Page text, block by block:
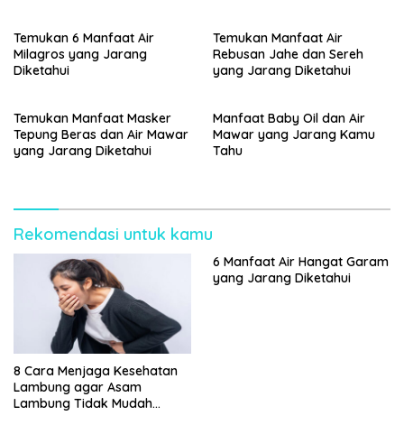
Temukan 6 Manfaat Air
Milagros yang Jarang
Diketahui
Temukan Manfaat Air
Rebusan Jahe dan Sereh
yang Jarang Diketahui
Temukan Manfaat Masker
Tepung Beras dan Air Mawar
yang Jarang Diketahui
Manfaat Baby Oil dan Air
Mawar yang Jarang Kamu
Tahu
Rekomendasi untuk kamu
8 Cara Menjaga Kesehatan
Lambung agar Asam
Lambung Tidak Mudah
6 Manfaat Air Hangat Garam
yang Jarang Diketahui